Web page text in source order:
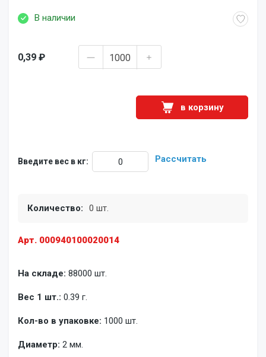
Арт. 000940100020014
В наличии
На складе: 88000 шт.
Вес 1 шт.: 0.39 г.
Кол-во в упаковке: 1000 шт.
Диаметр: 2 мм.
0,39 ₽
в корзину
Введите вес в кг: Рассчитать
Количество: 0 шт.